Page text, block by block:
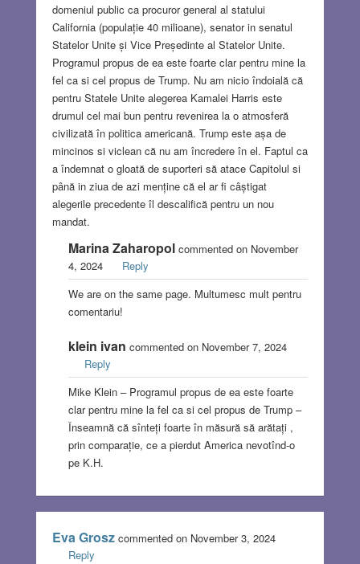
domeniul public ca procuror general al statului
California (populație 40 milioane), senator in senatul
Statelor Unite și Vice Președinte al Statelor Unite.
Programul propus de ea este foarte clar pentru mine la
fel ca si cel propus de Trump. Nu am nicio îndoială că
pentru Statele Unite alegerea Kamalei Harris este
drumul cel mai bun pentru revenirea la o atmosferă
civilizată în politica americană. Trump este așa de
mincinos si viclean că nu am încredere în el. Faptul ca
a îndemnat o gloată de suporteri să atace Capitolul si
până in ziua de azi menține că el ar fi câștigat
alegerile precedente îl descalifică pentru un nou
mandat.
Marina Zaharopolcommented on November
4, 2024
Reply
We are on the same page. Multumesc mult pentru
comentariu!
klein ivan commented on November 7, 2024
Reply
Mike Klein – Programul propus de ea este foarte
clar pentru mine la fel ca si cel propus de Trump –
Înseamnă că sînteți foarte în măsură să arătați ,
prin comparație, ce a pierdut America nevotînd-o
pe K.H.
Eva Groszcommented on November 3, 2024
Reply